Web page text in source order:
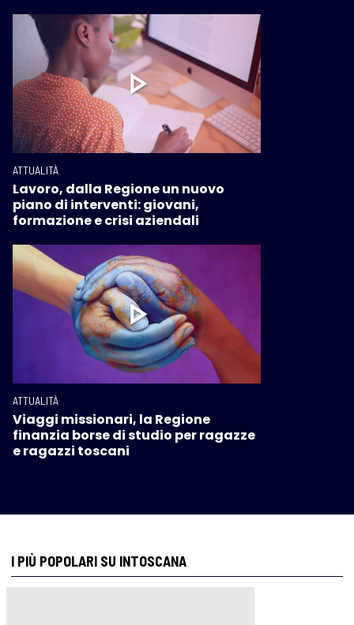
ATTUALITÀ
Lavoro, dalla Regione un nuovo
piano di interventi: giovani,
formazione e crisi aziendali
ATTUALITÀ
Viaggi missionari, la Regione
finanzia borse di studio per ragazze
e ragazzi toscani
I PIÙ POPOLARI SU INTOSCANA